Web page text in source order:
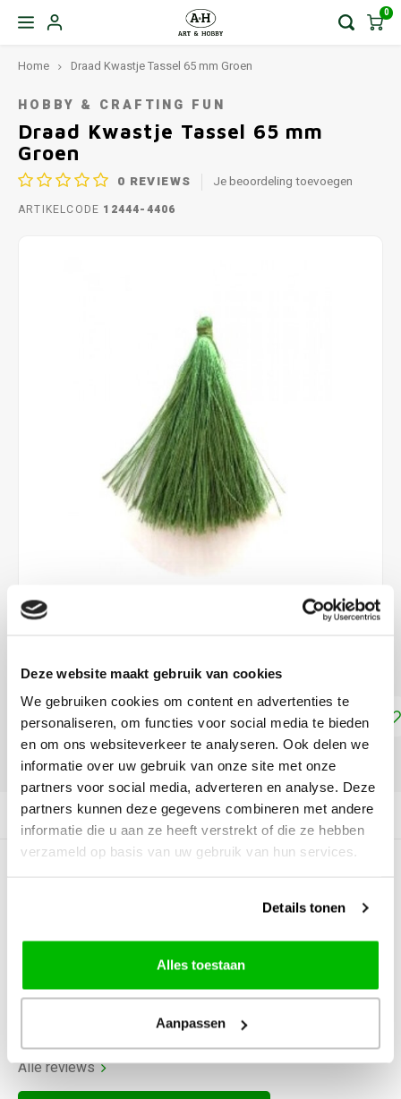
Deze website maakt gebruik van cookies
We gebruiken cookies om content en advertenties te
personaliseren, om functies voor social media te bieden
en om ons websiteverkeer te analyseren. Ook delen we
informatie over uw gebruik van onze site met onze
partners voor social media, adverteren en analyse. Deze
partners kunnen deze gegevens combineren met andere
informatie die u aan ze heeft verstrekt of die ze hebben
verzameld op basis van uw gebruik van hun services.
Details tonen
Alles toestaan
Aanpassen
0
Home Draad Kwastje Tassel 65 mm Groen
HOBBY & CRAFTING FUN
Draad Kwastje Tassel 65 mm
Groen
0 REVIEWS Je beoordeling toevoegen
ARTIKELCODE 12444-4406
DIRECT LEVERBAAR
Toevoegen aan winkelwagen
DELEN:
Productomschrijving
Alle reviews